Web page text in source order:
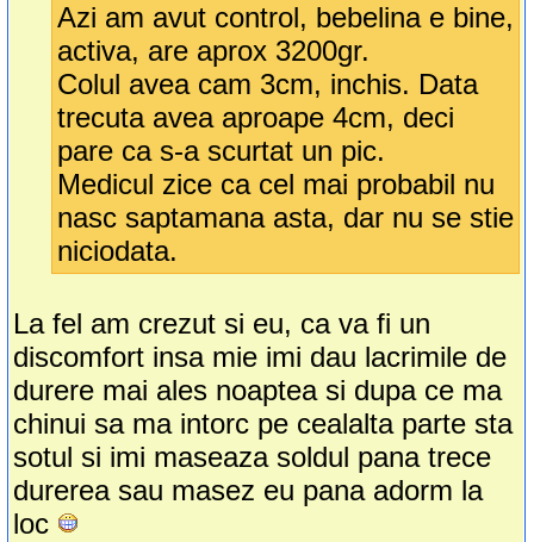
Azi am avut control, bebelina e bine,
activa, are aprox 3200gr.
Colul avea cam 3cm, inchis. Data
trecuta avea aproape 4cm, deci
pare ca s-a scurtat un pic.
Medicul zice ca cel mai probabil nu
nasc saptamana asta, dar nu se stie
niciodata.
La fel am crezut si eu, ca va fi un
discomfort insa mie imi dau lacrimile de
durere mai ales noaptea si dupa ce ma
chinui sa ma intorc pe cealalta parte sta
sotul si imi maseaza soldul pana trece
durerea sau masez eu pana adorm la
loc